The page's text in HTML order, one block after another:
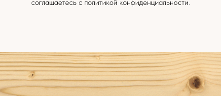
соглашаетесь c политикой конфиденциальности.